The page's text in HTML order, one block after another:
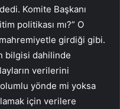
Komite Başkanı
politikası mı?” O
girdiği gibi.
bilgisi dahilinde
verilerini
yönde mi yoksa
için verilere